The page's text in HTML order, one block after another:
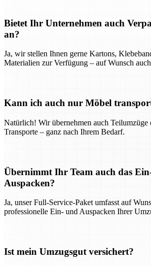
Bietet Ihr Unternehmen auch
an?
Ja, wir stellen Ihnen gerne Kartons,
Materialien zur Verfügung – auf Wunsch
Kann ich auch nur Möbel
Natürlich! Wir übernehmen auch Teilumzüge
Transporte – ganz nach Ihrem Bedarf.
Übernimmt Ihr Team auch das
Auspacken?
Ja, unser Full-Service-Paket umfasst auf
professionelle Ein- und Auspacken Ihrer
Ist mein Umzugsgut versichert?